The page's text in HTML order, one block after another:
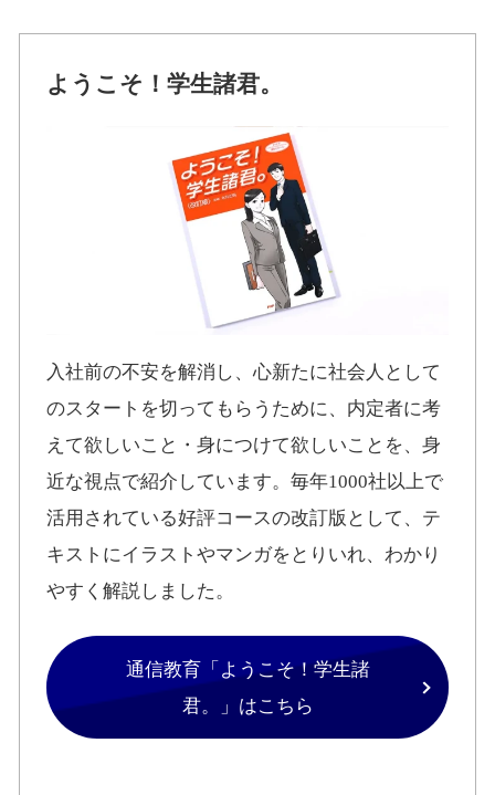
ようこそ！学生諸君。
入社前の不安を解消し、心新たに社会人として
のスタートを切ってもらうために、内定者に考
えて欲しいこと・身につけて欲しいことを、身
近な視点で紹介しています。毎年1000社以上で
活用されている好評コースの改訂版として、テ
キストにイラストやマンガをとりいれ、わかり
やすく解説しました。
通信教育「ようこそ！学生諸
君。」はこちら